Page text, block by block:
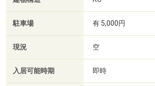
駐車場 有 5,000円
現況 空
入居可能時期 即時